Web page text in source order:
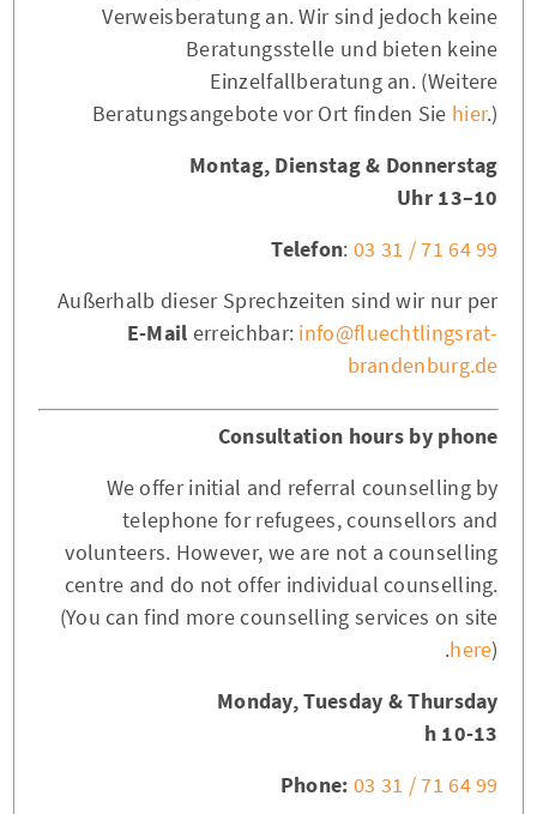
Verweisberatung an. Wir sind jedoch keine
Beratungsstelle und bieten keine
Einzelfallberatung an. (Weitere
Beratungsangebote vor Ort finden Sie hier.)
Montag, Dienstag & Donnerstag
10–13 Uhr
Telefon: 03 31 / 71 64 99
Außerhalb dieser Sprechzeiten sind wir nur per
E-Mail erreichbar: info@fluechtlingsrat-
brandenburg.de
Consultation hours by phone
We offer initial and referral counselling by
telephone for refugees, counsellors and
volunteers. However, we are not a counselling
centre and do not offer individual counselling.
(You can find more counselling services on site
here).
Monday, Tuesday & Thursday
10-13 h
Phone: 03 31 / 71 64 99